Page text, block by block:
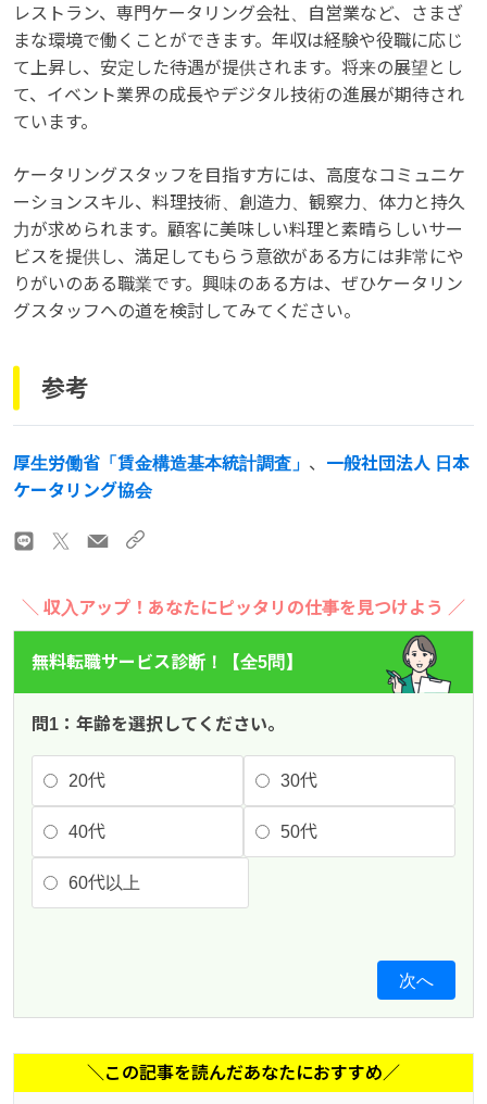
レストラン、専門ケータリング会社、自営業など、さまざ
まな環境で働くことができます。年収は経験や役職に応じ
て上昇し、安定した待遇が提供されます。将来の展望とし
て、イベント業界の成長やデジタル技術の進展が期待され
ています。
ケータリングスタッフを目指す方には、高度なコミュニケ
ーションスキル、料理技術、創造力、観察力、体力と持久
力が求められます。顧客に美味しい料理と素晴らしいサー
ビスを提供し、満足してもらう意欲がある方には非常にや
りがいのある職業です。興味のある方は、ぜひケータリン
グスタッフへの道を検討してみてください。
参考
厚生労働省「賃金構造基本統計調査」 、 一般社団法人 日本
ケータリング協会
＼ 収入アップ！あなたにピッタリの仕事を見つけよう ／
無料転職サービス診断！【全5問】
問1：年齢を選択してください。
20代 30代
40代 50代
60代以上
次へ
＼この記事を読んだあなたにおすすめ／